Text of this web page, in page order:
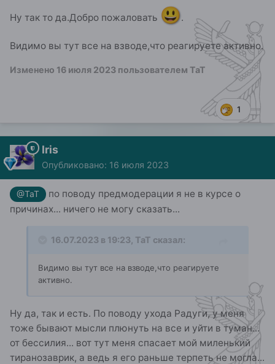
Ну так то да.Добро пожаловать 😃.
Видимо вы тут все на взводе,что реагируете активно.
Изменено 16 июля 2023 пользователем ТаТ
1
Iris
Опубликовано: 16 июля 2023
@ТаТ
по поводу предмодерации я не в курсе о
причинах... ничего не могу сказать...
16.07.2023 в 19:23, ТаТ сказал:
Видимо вы тут все на взводе,что реагируете
активно.
Ну да, так и есть. По поводу ухода Радуги, у меня
тоже бывают мысли плюнуть на все и уйти в туман...
от бессилия... вот тут меня спасает мой миленький
тиранозаврик, а ведь я его раньше терпеть не могла...